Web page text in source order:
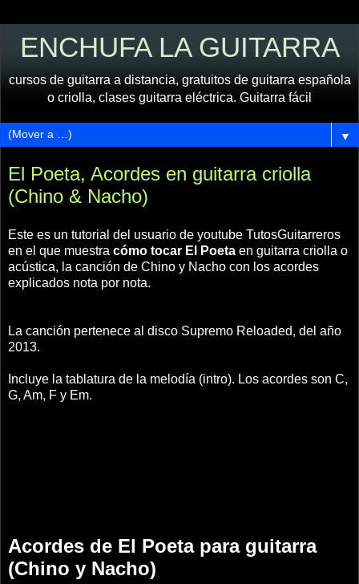
ENCHUFA LA GUITARRA
cursos de guitarra a distancia, gratuitos de guitarra española
o criolla, clases guitarra eléctrica. Guitarra fácil
▼
El Poeta, Acordes en guitarra criolla
(Chino & Nacho)
Este es un tutorial del usuario de youtube TutosGuitarreros
en el que muestra cómo tocar El Poeta en guitarra criolla o
acústica, la canción de Chino y Nacho con los acordes
explicados nota por nota.
La canción pertenece al disco Supremo Reloaded, del año
2013.
Incluye la tablatura de la melodía (intro). Los acordes son C,
G, Am, F y Em.
Acordes de El Poeta para guitarra
(Chino y Nacho)